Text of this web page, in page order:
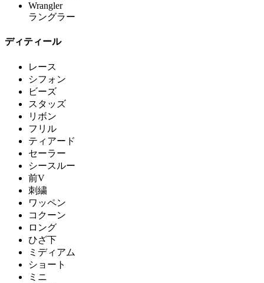
Wrangler
ラングラー
ディティール
レース
シフォン
ビーズ
スタッズ
リボン
フリル
ティアード
セーラー
シースルー
前V
刺繍
ワッペン
コクーン
ロング
ひざ下
ミディアム
ショート
ミニ